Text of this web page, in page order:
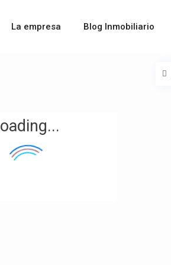
La empresa Blog Inmobiliario
loading...